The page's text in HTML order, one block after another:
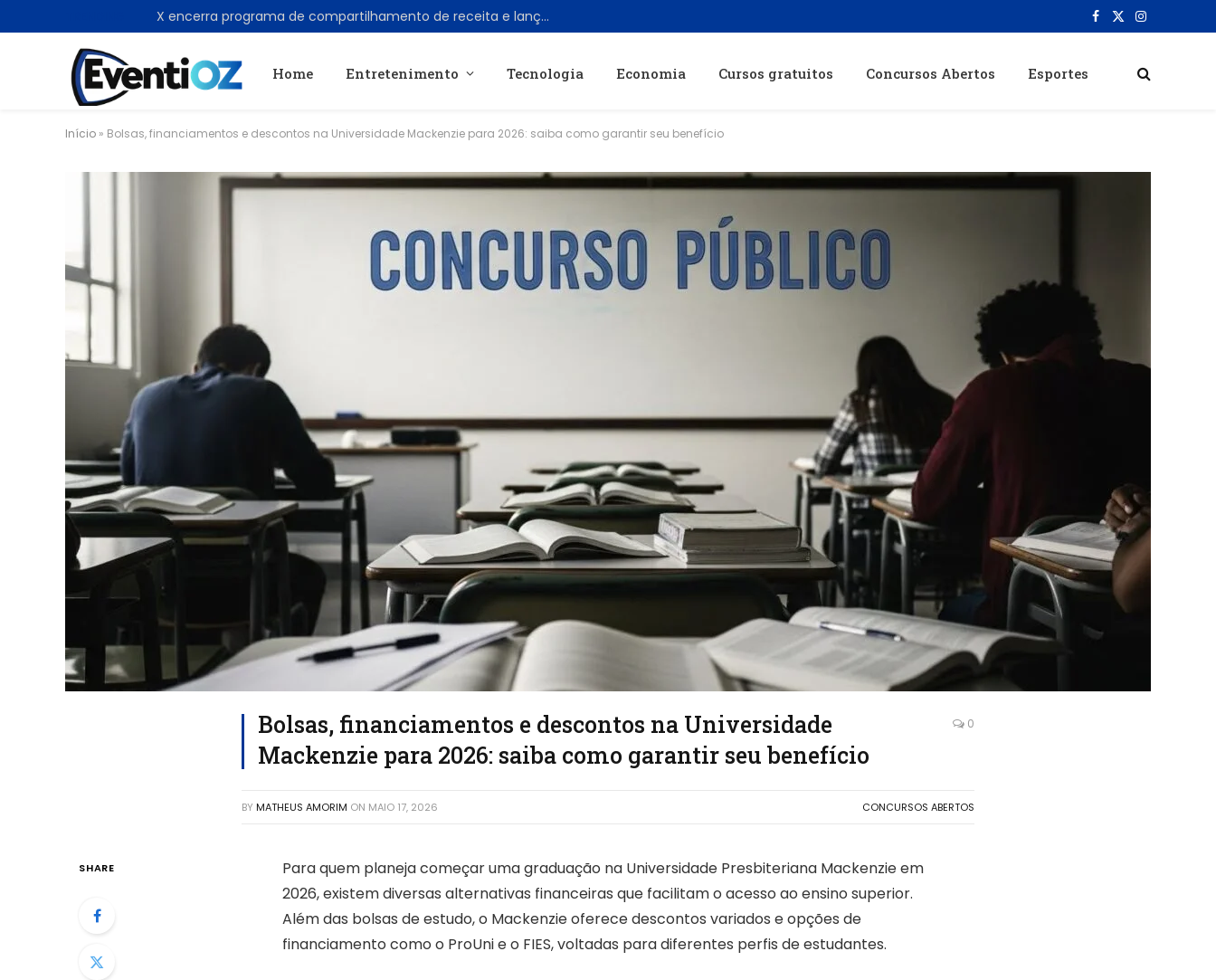
X encerra programa de compartilhamento de receita e lança programa Original Content Rewards Facebook
X
Instagram
Home Entretenimento Tecnologia Economia Cursos gratuitos Concursos Abertos Esportes
Início » Bolsas, financiamentos e descontos na Universidade Mackenzie para 2026: saiba como garantir seu benefício
Bolsas, financiamentos e descontos na Universidade
Mackenzie para 2026: saiba como garantir seu benefício
0
BY MATHEUS AMORIM ON MAIO 17, 2026 CONCURSOS ABERTOS
SHARE
Para quem planeja começar uma graduação na Universidade Presbiteriana Mackenzie em
2026, existem diversas alternativas financeiras que facilitam o acesso ao ensino superior.
Além das bolsas de estudo, o Mackenzie oferece descontos variados e opções de
financiamento como o ProUni e o FIES, voltadas para diferentes perfis de estudantes.